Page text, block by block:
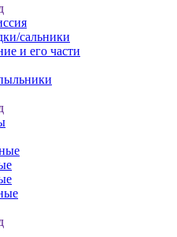
сальники
и его части